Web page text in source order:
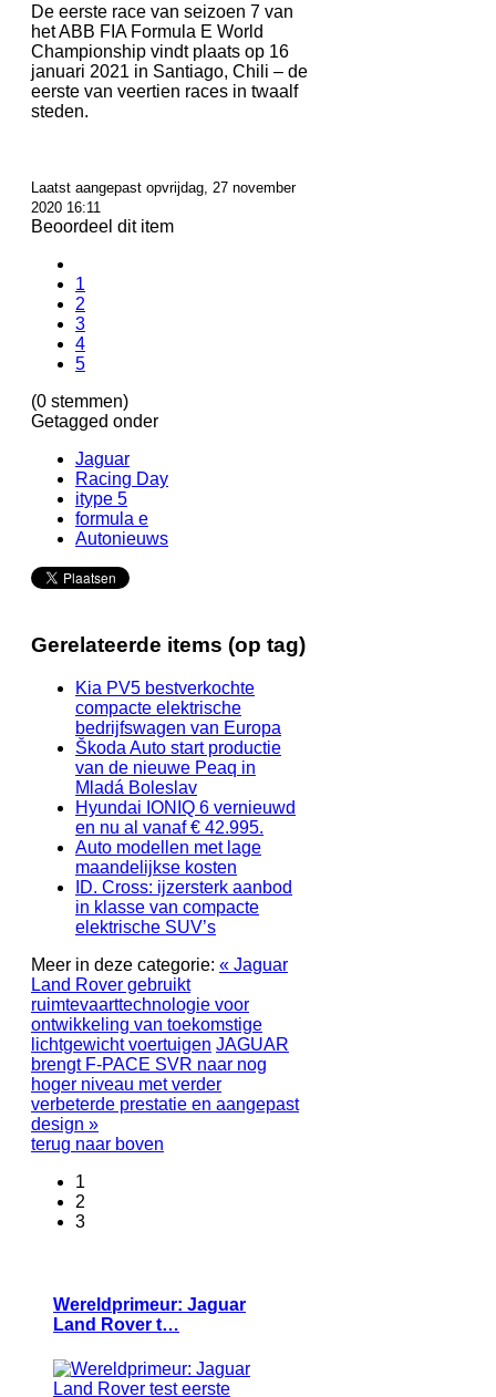
De eerste race van seizoen 7 van
het ABB FIA Formula E World
Championship vindt plaats op 16
januari 2021 in Santiago, Chili – de
eerste van veertien races in twaalf
steden.
Laatst aangepast opvrijdag, 27 november
2020 16:11
Beoordeel dit item
1
2
3
4
5
(0 stemmen)
Getagged onder
Jaguar
Racing Day
itype 5
formula e
Autonieuws
Gerelateerde items (op tag)
Kia PV5 bestverkochte
compacte elektrische
bedrijfswagen van Europa
Škoda Auto start productie
van de nieuwe Peaq in
Mladá Boleslav
Hyundai IONIQ 6 vernieuwd
en nu al vanaf € 42.995.
Auto modellen met lage
maandelijkse kosten
ID. Cross: ijzersterk aanbod
in klasse van compacte
elektrische SUV’s
Meer in deze categorie: « Jaguar
Land Rover gebruikt
ruimtevaarttechnologie voor
ontwikkeling van toekomstige
lichtgewicht voertuigen JAGUAR
brengt F-PACE SVR naar nog
hoger niveau met verder
verbeterde prestatie en aangepast
design »
terug naar boven
1
2
3
Wereldprimeur: Jaguar
Land Rover t…